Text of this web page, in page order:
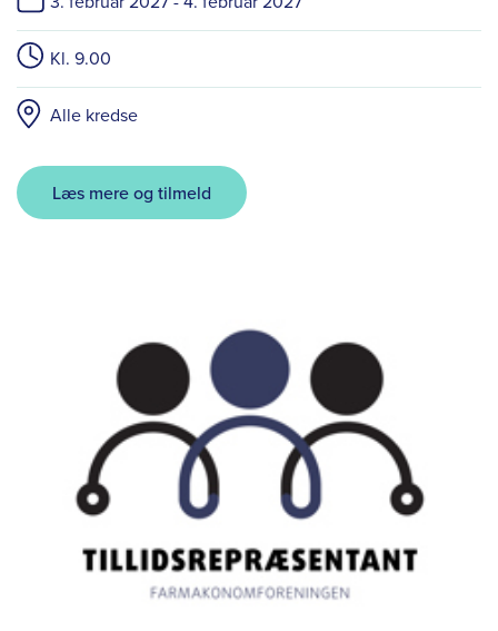
Kl. 9.00
Alle kredse
Læs mere og tilmeld